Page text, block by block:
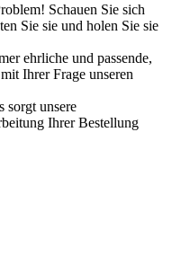
Schauen Sie sich
Sie sie und holen Sie sie
ehrliche und passende,
Ihrer Frage unseren
sorgt unsere
Ihrer Bestellung